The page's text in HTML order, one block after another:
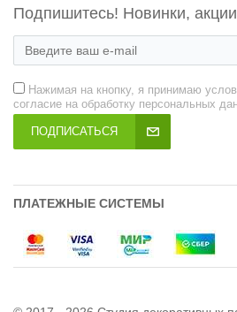
Подпишитесь! Новинки,
Нажимая на кнопку, я принимаю
согласие на обработку персональных
ПОДПИСАТЬСЯ
ПЛАТЕЖНЫЕ СИСТЕМЫ